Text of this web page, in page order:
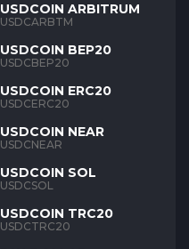
USDCOIN ARBITRUM
USDCARBTM
USDCOIN BEP20
USDCBEP20
USDCOIN ERC20
USDCERC20
USDCOIN NEAR
USDCNEAR
USDCOIN SOL
USDCSOL
USDCOIN TRC20
USDCTRC20